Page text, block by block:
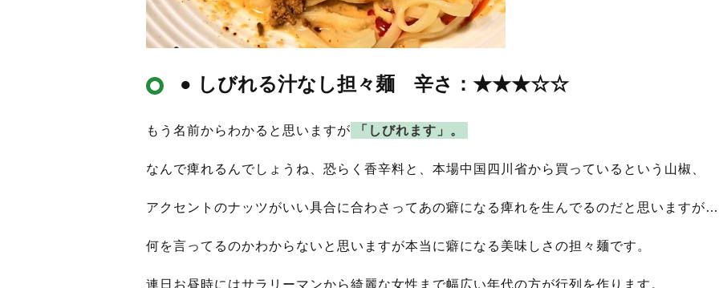
● しびれる汁なし担々麺 辛さ：★★★☆☆
もう名前からわかると思いますが 「しびれます」。
なんで痺れるんでしょうね、恐らく香辛料と、本場中国四川省から買っているという山椒、
アクセントのナッツがいい具合に合わさってあの癖になる痺れを生んでるのだと思いますが
何を言ってるのかわからないと思いますが本当に癖になる美味しさの担々麺です。
連日お昼時にはサラリーマンから綺麗な女性まで幅広い年代の方が行列を作ります。